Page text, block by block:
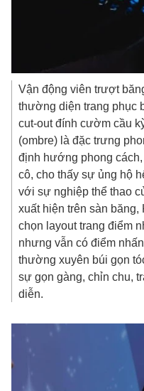
Vận động viên trượt
thường diện trang phục
cut-out đính cườm cầu
(ombre) là đặc trưng
định hướng phong
cô, cho thấy sự ủng hộ
với sự nghiệp thể thao
xuất hiện trên sàn
chọn layout trang điểm
nhưng vẫn có điểm
thường xuyên búi gọn
sự gọn gàng, chỉn chu,
diễn.